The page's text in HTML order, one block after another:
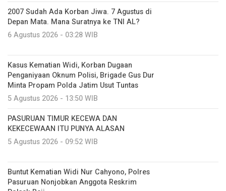
2007 Sudah Ada Korban Jiwa. 7 Agustus di
Depan Mata. Mana Suratnya ke TNI AL?
6 Agustus 2026 - 03:28 WIB
Kasus Kematian Widi, Korban Dugaan
Penganiyaan Oknum Polisi, Brigade Gus Dur
Minta Propam Polda Jatim Usut Tuntas
5 Agustus 2026 - 13:50 WIB
PASURUAN TIMUR KECEWA DAN
KEKECEWAAN ITU PUNYA ALASAN
5 Agustus 2026 - 09:52 WIB
Buntut Kematian Widi Nur Cahyono, Polres
Pasuruan Nonjobkan Anggota Reskrim